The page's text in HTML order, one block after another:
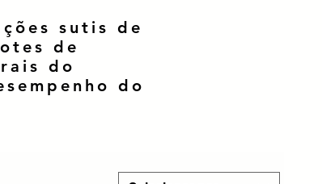
sutis de
de
do
do